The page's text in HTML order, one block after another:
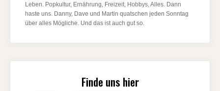
Leben. Popkultur, Ernährung, Freizeit, Hobbys, Alles. Dann
haste uns. Danny, Dave und Martin quatschen jeden Sonntag
über alles Mögliche. Und das ist auch gut so.
Finde uns hier